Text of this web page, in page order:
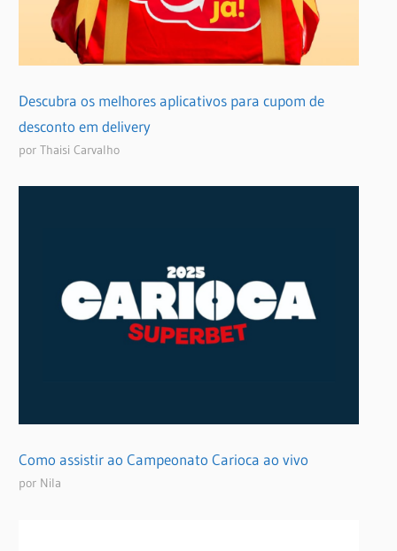
Descubra os melhores aplicativos para cupom de
desconto em delivery
por Thaisi Carvalho
Como assistir ao Campeonato Carioca ao vivo
por Nila